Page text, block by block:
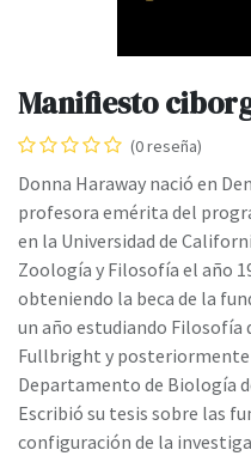
Manifiesto
(0 reseña)
Donna Haraway nació en
profesora emérita del
en la Universidad de
Zoología y Filosofía el año
obteniendo la beca de la
un año estudiando Filosofía
Fullbright y
Departamento de Biología
Escribió su tesis sobre las
configuración de la